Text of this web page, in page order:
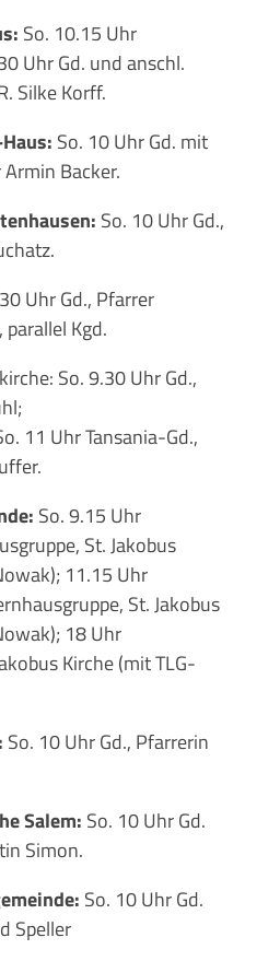
So. 10.15 Uhr
Uhr Gd. und anschl.
Silke Korff.
So. 10 Uhr Gd. mit
Backer.
So. 10 Uhr Gd.,
Uhr Gd., Pfarrer
Kgd.
So. 9.30 Uhr Gd.,
11 Uhr Tansania-Gd.,
So. 9.15 Uhr
St. Jakobus
11.15 Uhr
St. Jakobus
18 Uhr
Kirche (mit TLG-
So. 10 Uhr Gd., Pfarrerin
Salem: So. 10 Uhr Gd.
Simon.
So. 10 Uhr Gd.
Speller